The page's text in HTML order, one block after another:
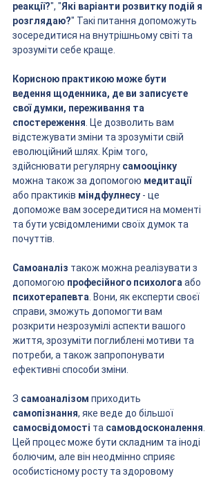
реакції?", "Які варіанти розвитку подій я
розглядаю?" Такі питання допоможуть
зосередитися на внутрішньому світі та
зрозуміти себе краще.
Корисною практикою може бути
ведення щоденника, де ви записуєте
свої думки, переживання та
спостереження . Це дозволить вам
відстежувати зміни та зрозуміти свій
еволюційний шлях. Крім того,
здійснювати регулярну самооцінку
можна також за допомогою медитації
або практиків міндфулнесу - це
допоможе вам зосередитися на моменті
та бути усвідомленими своїх думок та
почуттів.
Самоаналіз також можна реалізувати з
допомогою професійного психолога або
психотерапевта . Вони, як експерти своєї
справи, зможуть допомогти вам
розкрити незрозумілі аспекти вашого
життя, зрозуміти поглиблені мотиви та
потреби, а також запропонувати
ефективні способи зміни.
З самоаналізом приходить
самопізнання, яке веде до більшої
самосвідомості та самовдосконалення
Цей процес може бути складним та іноді
болючим, але він неодмінно сприяє
особистісному росту та здоровому